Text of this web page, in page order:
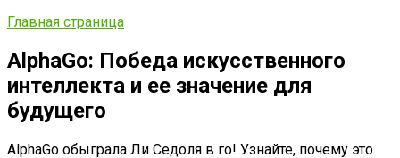
Главная страница
AlphaGo: Победа искусственного
интеллекта и ее значение для
будущего
AlphaGo обыграла Ли Седоля в го! Узнайте, почему это